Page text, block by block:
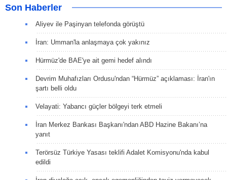
Son Haberler
Aliyev ile Paşinyan telefonda görüştü
İran: Umman'la anlaşmaya çok yakınız
Hürmüz'de BAE'ye ait gemi hedef alındı
Devrim Muhafızları Ordusu'ndan “Hürmüz” açıklaması: İran'ın
şartı belli oldu
Velayati: Yabancı güçler bölgeyi terk etmeli
İran Merkez Bankası Başkanı'ndan ABD Hazine Bakanı’na
yanıt
Terörsüz Türkiye Yasası teklifi Adalet Komisyonu'nda kabul
edildi